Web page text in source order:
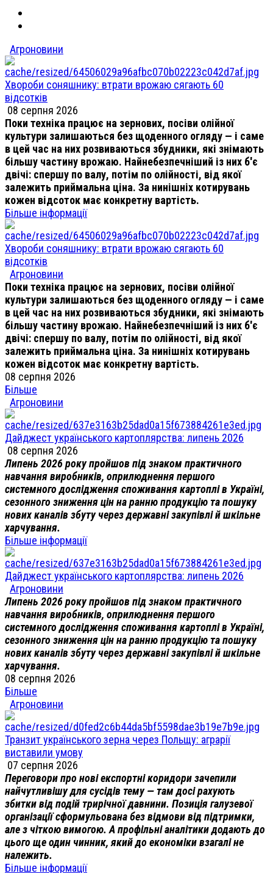
Агроновини
Хвороби соняшнику: втрати врожаю сягають 60
відсотків
08 серпня 2026
Поки техніка працює на зернових, посіви олійної
культури залишаються без щоденного огляду — і саме
в цей час на них розвиваються збудники, які знімають
більшу частину врожаю. Найнебезпечніший із них б'є
двічі: спершу по валу, потім по олійності, від якої
залежить приймальна ціна. За нинішніх котирувань
кожен відсоток має конкретну вартість.
Більше інформації
Хвороби соняшнику: втрати врожаю сягають 60
відсотків
Агроновини
Поки техніка працює на зернових, посіви олійної
культури залишаються без щоденного огляду — і саме
в цей час на них розвиваються збудники, які знімають
більшу частину врожаю. Найнебезпечніший із них б'є
двічі: спершу по валу, потім по олійності, від якої
залежить приймальна ціна. За нинішніх котирувань
кожен відсоток має конкретну вартість.
08 серпня 2026
Більше
Агроновини
Дайджест українського картоплярства: липень 2026
08 серпня 2026
Липень 2026 року пройшов під знаком практичного
навчання виробників, оприлюднення першого
системного дослідження споживання картоплі в Україні,
сезонного зниження цін на ранню продукцію та пошуку
нових каналів збуту через державні закупівлі й шкільне
харчування.
Більше інформації
Дайджест українського картоплярства: липень 2026
Агроновини
Липень 2026 року пройшов під знаком практичного
навчання виробників, оприлюднення першого
системного дослідження споживання картоплі в Україні,
сезонного зниження цін на ранню продукцію та пошуку
нових каналів збуту через державні закупівлі й шкільне
харчування.
08 серпня 2026
Більше
Агроновини
Транзит українського зерна через Польщу: аграрії
виставили умову
07 серпня 2026
Переговори про нові експортні коридори зачепили
найчутливішу для сусідів тему — там досі рахують
збитки від подій трирічної давнини. Позиція галузевої
організації сформульована без відмови від підтримки,
але з чіткою вимогою. А профільні аналітики додають до
цього ще один чинник, який до економіки взагалі не
належить.
Більше інформації